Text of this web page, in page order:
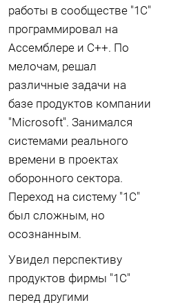
работы в сообществе "1С"
программировал на
Ассемблере и С++. По
мелочам, решал
различные задачи на
базе продуктов компании
"Microsoft". Занимался
системами реального
времени в проектах
оборонного сектора.
Переход на систему "1С"
был сложным, но
осознанным.
Увидел перспективу
продуктов фирмы "1С"
перед другими